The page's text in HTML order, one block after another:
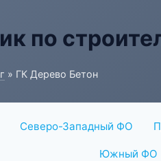
по
» ГК Дерево Бетон
Северо-Западный ФО
Южный ФО